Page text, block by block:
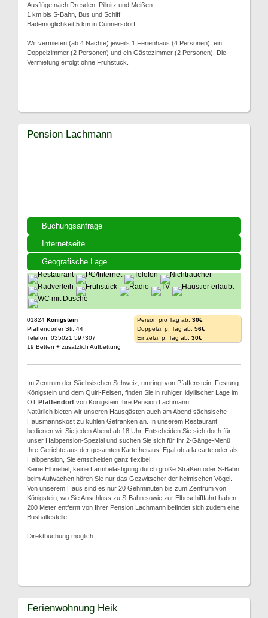
Ausflüge nach Dresden, Pillnitz und Meißen
1 km bis S-Bahn, Bus und Schiff
Bademöglichkeit 5 km in Cunnersdorf
Wir vermieten (ab 4 Nächte) jeweils 1 Ferienhaus (4 Personen), ein
Doppelzimmer (2 Personen) und ein Gästezimmer (2 Personen). Die
Vermietung erfolgt ohne Frühstück.
Buchungsanfrage
Internetseite
Geografische Lage
Pension Lachmann
01824 Königstein
Pfaffendorfer Str. 44
Telefon: 035021 597307
19 Betten + zusätzlich Aufbettung
Person pro Tag ab: 30€
Doppelzi. p. Tag ab: 56€
Einzelzi. p. Tag ab: 30€
Im Zentrum der Sächsischen Schweiz, umringt von Pfaffenstein, Festung
Königstein und dem Quirl-Felsen, finden Sie in ruhiger, idyllischer Lage im
OT Pfaffendorf von Königstein Ihre Pension Lachmann.
Natürlich bieten wir unseren Hausgästen auch am Abend sächsische
Hausmannskost zu kühlen Getränken an. In unserem Restaurant
bedienen wir Sie jeden Abend ab 18 Uhr. Entscheiden Sie sich doch für
unser Halbpension-Spezial und suchen Sie sich für Ihr 2-Gänge-Menü
Ihre Gerichte aus der gesamten Karte heraus! Egal ob a la carte oder als
Halbpension, Sie entscheiden ganz flexibel!
Keine Elbnebel, keine Lärmbelästigung durch große Straßen oder S-Bahn,
beim Aufwachen hören Sie nur das Gezwitscher der heimischen Vögel.
Von unserem Haus sind es nur 20 Gehminuten bis zum Zentrum von
Königstein, wo Sie Anschluss zu S-Bahn sowie zur Elbeschifffahrt haben.
200 Meter entfernt von Ihrer Pension Lachmann befindet sich zudem eine
Bushaltestelle.
Direktbuchung möglich.
Ferienwohnung Heik